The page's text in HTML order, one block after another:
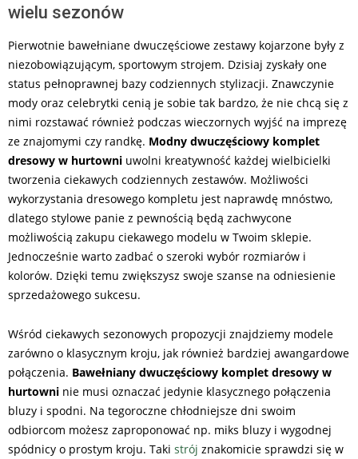
wielu sezonów
Pierwotnie bawełniane dwuczęściowe zestawy kojarzone były z
niezobowiązującym, sportowym strojem. Dzisiaj zyskały one
status pełnoprawnej bazy codziennych stylizacji. Znawczynie
mody oraz celebrytki cenią je sobie tak bardzo, że nie chcą się z
nimi rozstawać również podczas wieczornych wyjść na imprezę
ze znajomymi czy randkę. Modny dwuczęściowy komplet
dresowy w hurtowni uwolni kreatywność każdej wielbicielki
tworzenia ciekawych codziennych zestawów. Możliwości
wykorzystania dresowego kompletu jest naprawdę mnóstwo,
dlatego stylowe panie z pewnością będą zachwycone
możliwością zakupu ciekawego modelu w Twoim sklepie.
Jednocześnie warto zadbać o szeroki wybór rozmiarów i
kolorów. Dzięki temu zwiększysz swoje szanse na odniesienie
sprzedażowego sukcesu.
Wśród ciekawych sezonowych propozycji znajdziemy modele
zarówno o klasycznym kroju, jak również bardziej awangardowe
połączenia. Bawełniany dwuczęściowy komplet dresowy w
hurtowni nie musi oznaczać jedynie klasycznego połączenia
bluzy i spodni. Na tegoroczne chłodniejsze dni swoim
odbiorcom możesz zaproponować np. miks bluzy i wygodnej
spódnicy o prostym kroju. Taki strój znakomicie sprawdzi się w